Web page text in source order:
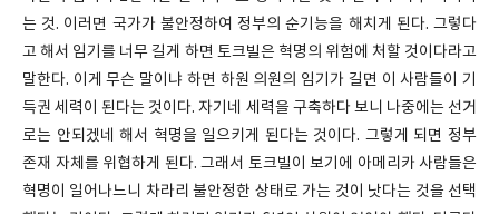
는 것. 이러면 국가가 불안정하여 정부의 순기능을 해치게 된다. 그렇다
고 해서 임기를 너무 길게 하면 토크빌은 혁명의 위험에 처할 것이다라고
말한다. 이게 무슨 말이냐 하면 하원 의원의 임기가 길면 이 사람들이 기
득권 세력이 된다는 것이다. 자기네 세력을 구축하다 보니 나중에는 선거
로는 안되겠네 해서 혁명을 일으키게 된다는 것이다. 그렇게 되면 정부
존재 자체를 위협하게 된다. 그래서 토크빌이 보기에 아메리카 사람들은
혁명이 일어나느니 차라리 불안정한 상태로 가는 것이 낫다는 것을 선택